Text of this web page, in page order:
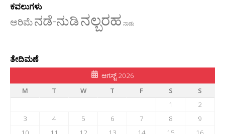
ಕವಲುಗಳು
ಅರಿಮೆನಡೆ-ನುಡಿನಲ್ಬರಹ ನಾಡು
ತೇದಿಮಣೆ
ಆಗಸ್ಟ್ 2026
M
T W T F S
S
1
2
3
4 5 6 7 8
9